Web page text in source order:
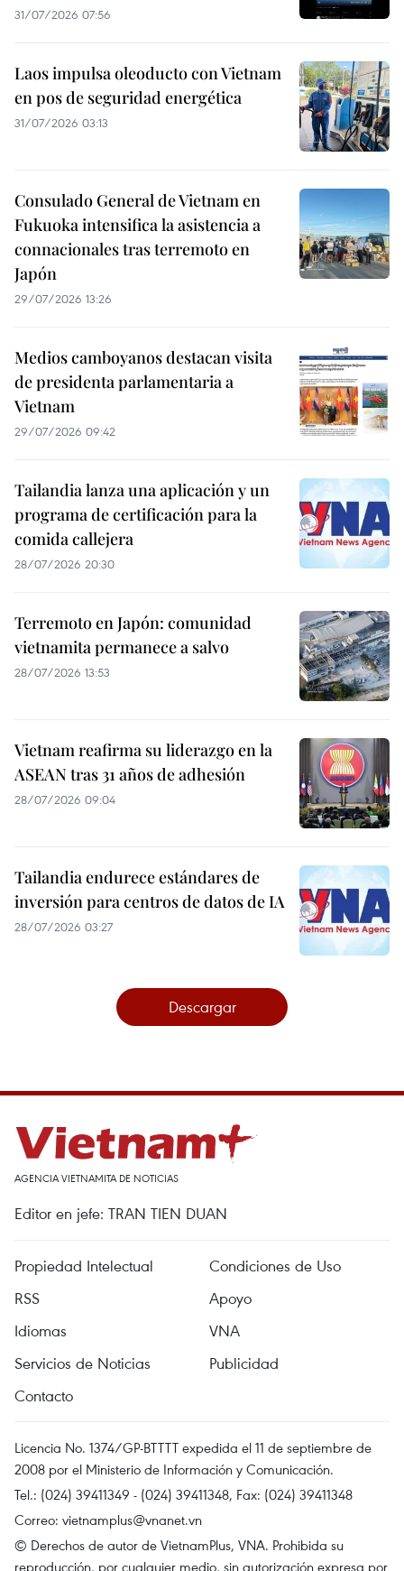
31/07/2026 07:56
Laos impulsa oleoducto con Vietnam
en pos de seguridad energética
31/07/2026 03:13
Consulado General de Vietnam en
Fukuoka intensifica la asistencia a
connacionales tras terremoto en
Japón
29/07/2026 13:26
Medios camboyanos destacan visita
de presidenta parlamentaria a
Vietnam
29/07/2026 09:42
Tailandia lanza una aplicación y un
programa de certificación para la
comida callejera
28/07/2026 20:30
Terremoto en Japón: comunidad
vietnamita permanece a salvo
28/07/2026 13:53
Vietnam reafirma su liderazgo en la
ASEAN tras 31 años de adhesión
28/07/2026 09:04
Tailandia endurece estándares de
inversión para centros de datos de IA
28/07/2026 03:27
Descargar
AGENCIA VIETNAMITA DE NOTICIAS
Editor en jefe: TRAN TIEN DUAN
Propiedad Intelectual
Condiciones de Uso
RSS
Apoyo
Idiomas
VNA
Servicios de Noticias
Publicidad
Contacto
Licencia No. 1374/GP-BTTTT expedida el 11 de septiembre de
2008 por el Ministerio de Información y Comunicación.
Tel.: (024) 39411349 - (024) 39411348, Fax: (024) 39411348
Correo: vietnamplus@vnanet.vn
© Derechos de autor de VietnamPlus, VNA. Prohibida su
reproducción, por cualquier medio, sin autorización expresa por